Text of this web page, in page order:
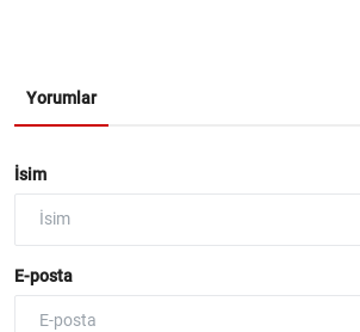
Yorumlar
İsim
E-posta